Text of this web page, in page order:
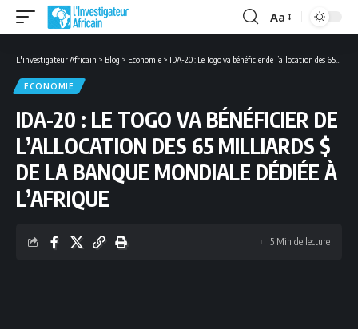
Font
Aa
L'investigateur Africain > Blog > Economie > IDA-20 : Le Togo va bénéficier de l’allocation des 65 milliards $ de la Banque mondiale dédiée à l’Afrique
ECONOMIE
IDA-20 : LE TOGO VA BÉNÉFICIER DE
L’ALLOCATION DES 65 MILLIARDS $
DE LA BANQUE MONDIALE DÉDIÉE À
L’AFRIQUE
5 Min de lecture